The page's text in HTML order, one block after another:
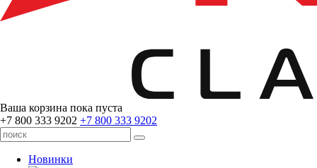
Ваша корзина пока пуста
+7 800 333 9202 +7 800 333 9202
Новинки